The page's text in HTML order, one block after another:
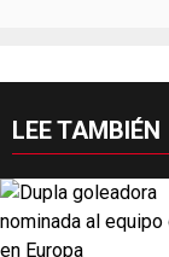
LEE TAMBIÉN